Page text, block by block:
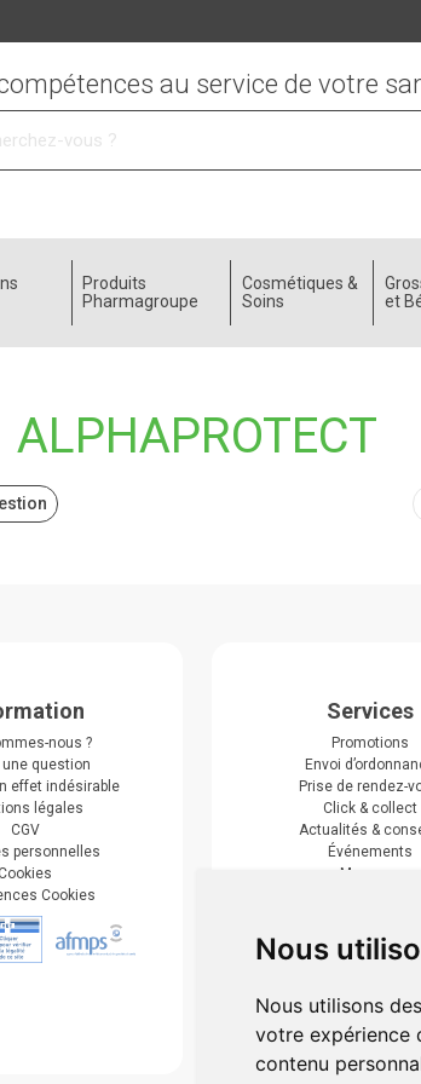
Nous
Nous utilisons
votre expérience
contenu
au service de votre
Produits
Pharmagroupe
Cosmétiques &
Soins
et
ALPHAPROTECT
nous ?
une question
effet indésirable
légales
CGV
personnelles
Cookies
Cookies
Services
Promotions
Envoi
Prise de rendez-
Click & collect
Actualités &
Événements
Marques